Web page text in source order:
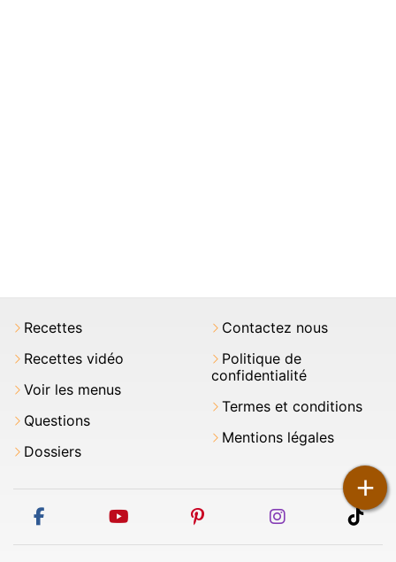
+
Recettes
Recettes vidéo
Voir les menus
Questions
Dossiers
Contactez nous
Politique de
confidentialité
Termes et conditions
Mentions légales
facebook youtube pinterest instagram